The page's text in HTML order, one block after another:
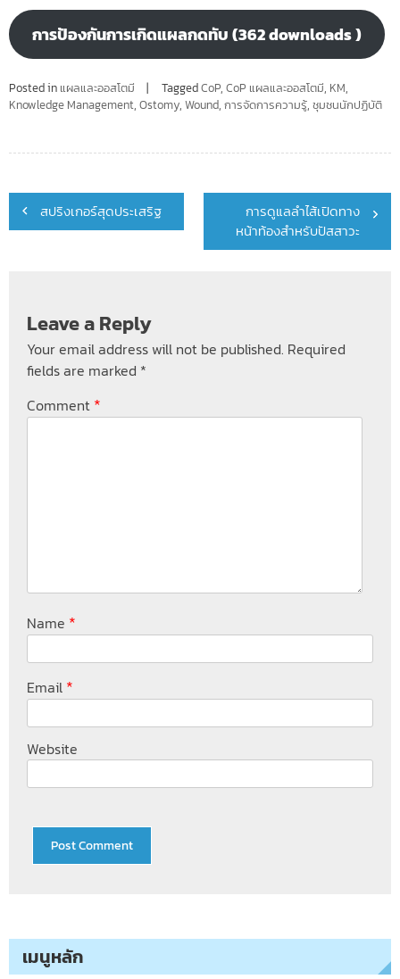
การป้องกันการเกิดแผลกดทับ (362 downloads )
Posted in แผลและออสโตมี TaggedCoP, CoP แผลและออสโตมี, KM,
Knowledge Management, Ostomy, Wound, การจัดการความรู้, ชุมชนนักปฏิบัติ
Post
navigation
สปริงเกอร์สุดประเสริฐ
การดูแลลำไส้เปิดทาง
หน้าท้องสำหรับปัสสาวะ
Leave a Reply
Your email address will not be published. Required
fields are marked *
Comment *
Name *
Email *
Website
เมนูหลัก